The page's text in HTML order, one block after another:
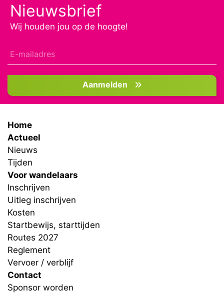
Nieuwsbrief
Wij houden jou op de hoogte!
Aanmelden
Home
Actueel
Nieuws
Tijden
Voor wandelaars
Inschrijven
Uitleg inschrijven
Kosten
Startbewijs, starttijden
Routes 2027
Reglement
Vervoer / verblijf
Contact
Sponsor worden